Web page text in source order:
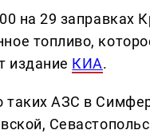
на 29 заправках
топливо,
издание КИА.
таких АЗС в